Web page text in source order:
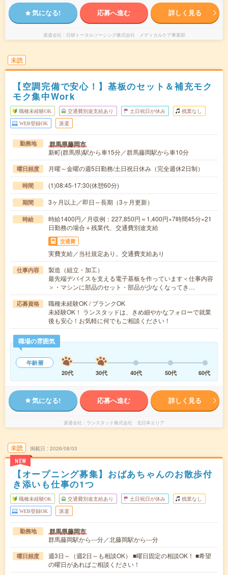
気になる! 応募へ進む 詳しく見る
派遣会社 日研トータルソーシング株式会社 メディカルケア事業部
未読
【空調完備で安心！】基板のセット＆補充モク
モク集中Work
職種未経験OK 交通費別途支給あり 土日祝日が休み 残業なし
WEB登録OK 派遣
勤務地 群馬県藤岡市
新町(群馬県)駅から車15分／群馬藤岡駅から車10分
曜日頻度 月曜～金曜の週5日勤務/土日祝日休み（完全週休2日制）
時間 (1)08:45-17:30(休憩60分)
期間 3ヶ月以上／即日～長期（3ヶ月更新）
時給
時給1400円／月収例：227,850円＝1,400円×7時間45分×21
日勤務の場合＋残業代、交通費別途支給
交通費
実費支給／当社規定あり。交通費支給あり
仕事内容
製造（組立・加工）
最先端デバイスを支える電子基板を作っています＜仕事内容
＞・マシンに部品のセット・部品が少なくなってき…
応募資格
職種未経験OK / ブランクOK
未経験OK！ ランスタッドは、きめ細やかなフォローで就業
後も安心！お気軽に何でもご相談ください！
職場の雰囲気
年齢層
20代
30代 40代 50代 60代
気になる! 応募へ進む 詳しく見る
派遣会社 ランスタッド株式会社 北日本エリア
未読
NEW
掲載日 2026/08/03
【オープニング募集】おばあちゃんのお散歩付
き添いも仕事の1つ
職種未経験OK 交通費別途支給あり 土日祝日が休み 残業なし
WEB登録OK 派遣
勤務地 群馬県藤岡市
群馬藤岡駅から---分／北藤岡駅から---分
曜日頻度
週3日～（週2日～も相談OK） ■曜日固定の相談OK！ ■希望
の曜日があればご相談ください！